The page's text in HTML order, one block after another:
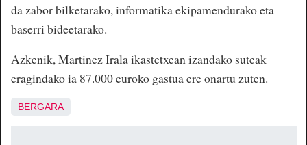
da zabor bilketarako, informatika ekipamendurako eta
baserri bideetarako.
Azkenik, Martinez Irala ikastetxean izandako suteak
eragindako ia 87.000 euroko gastua ere onartu zuten.
BERGARA